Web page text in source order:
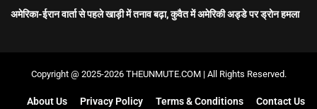
अमेरिका-ईरान वार्ता से पहले खाड़ी में तनाव बढ़ा, कुवैत में अमेरिकी अड्डे पर ड्रोन हमला
Copyright @ 2025-2026 THEUNMUTE.COM | All Rights Reserved.
About Us Privacy Policy Terms & Conditions Contact Us